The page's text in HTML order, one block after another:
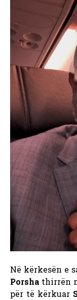
Në kërkesën e
Porsha thirrën
për të kërkuar